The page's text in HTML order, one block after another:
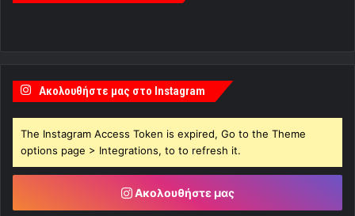
Ακολουθήστε μας στο Instagram
The Instagram Access Token is expired, Go to the Theme
options page > Integrations, to to refresh it.
Ακολουθήστε μας